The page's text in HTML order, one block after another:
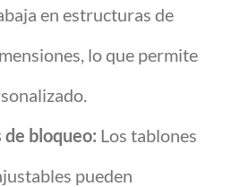
en estructuras de
lo que permite
bloqueo: Los tablones
pueden